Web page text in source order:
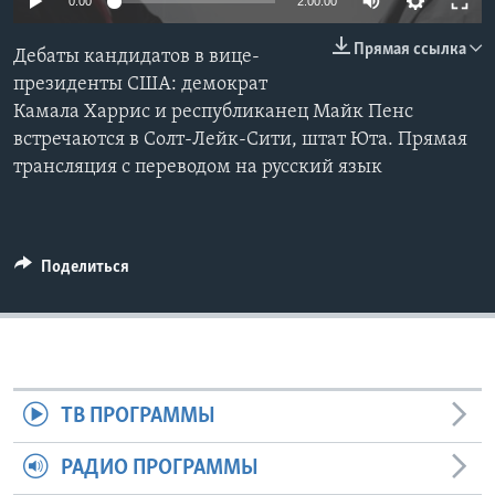
СОЦИАЛЬНЫЕ СЕТИ
Прямая ссылка
Дебаты кандидатов в вице-
президенты США: демократ
Камала Харрис и республиканец Майк Пенс
встречаются в Солт-Лейк-Сити, штат Юта. Прямая
трансляция с переводом на русский язык
Поделиться
ТВ ПРОГРАММЫ
РАДИО ПРОГРАММЫ